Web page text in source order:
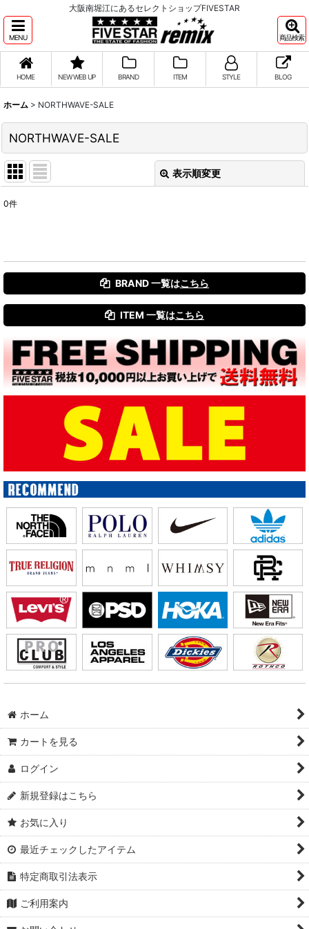
大阪南堀江にあるセレクトショップFIVESTAR
MENU 商品検索
HOME NEW WEB UP BRAND ITEM STYLE BLOG
ホーム > NORTHWAVE-SALE
NORTHWAVE-SALE
表示順変更
絞り込む
0件
BRAND 一覧はこちら
ITEM 一覧はこちら
ホーム
カートを見る
ログイン
新規登録はこちら
お気に入り
最近チェックしたアイテム
特定商取引法表示
ご利用案内